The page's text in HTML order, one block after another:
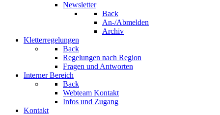
Newsletter
Back
An-/Abmelden
Archiv
Kletterregelungen
Back
Regelungen nach Region
Fragen und Antworten
Interner Bereich
Back
Webteam Kontakt
Infos und Zugang
Kontakt